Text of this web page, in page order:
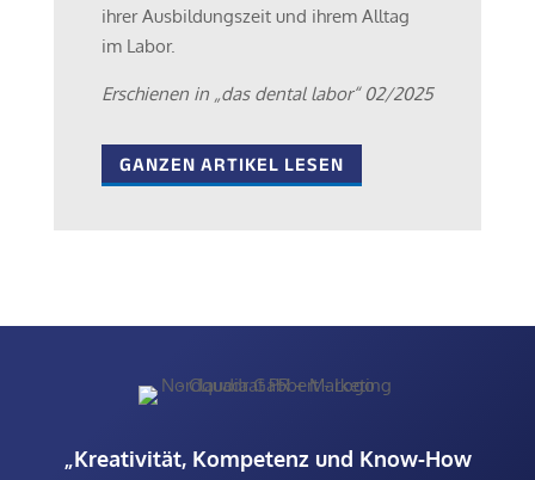
ihrer Ausbildungszeit und ihrem Alltag
im Labor.
Erschienen in „das dental labor“ 02/2025
GANZEN ARTIKEL LESEN
„Kreativität, Kompetenz und Know-How